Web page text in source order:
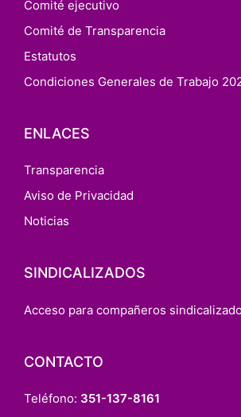
Comité ejecutivo
Comité de Transparencia
Estatutos
Condiciones Generales de Trabajo
ENLACES
Transparencia
Aviso de Privacidad
Noticias
SINDICALIZADOS
Acceso para compañeros
CONTACTO
Teléfono: 351-137-8161